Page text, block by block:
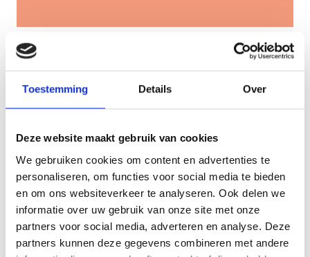
Toestemming Details Over
Deze website maakt gebruik van cookies
We gebruiken cookies om content en advertenties te
personaliseren, om functies voor social media te bieden
en om ons websiteverkeer te analyseren. Ook delen we
informatie over uw gebruik van onze site met onze
partners voor social media, adverteren en analyse. Deze
partners kunnen deze gegevens combineren met andere
Verhalen van collega’s
Meer verhalen